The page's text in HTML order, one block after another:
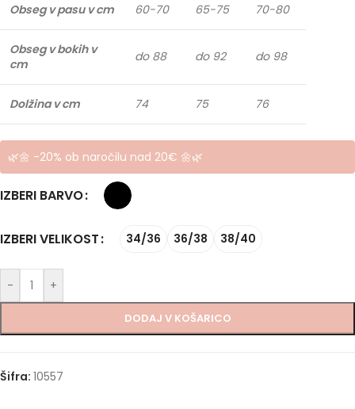
Obseg v pasu v cm 60-70 65-75 70-80
Obseg v bokih v
cm
do 88 do 92 do 98
Dolžina v cm 74 75 76
🌿🌼 -20% ob naročilu nad 20€ 🌼🌿
IZBERI BARVO
IZBERI VELIKOST 34/36 36/38 38/40
- +
DODAJ V KOŠARICO
Šifra: 10557